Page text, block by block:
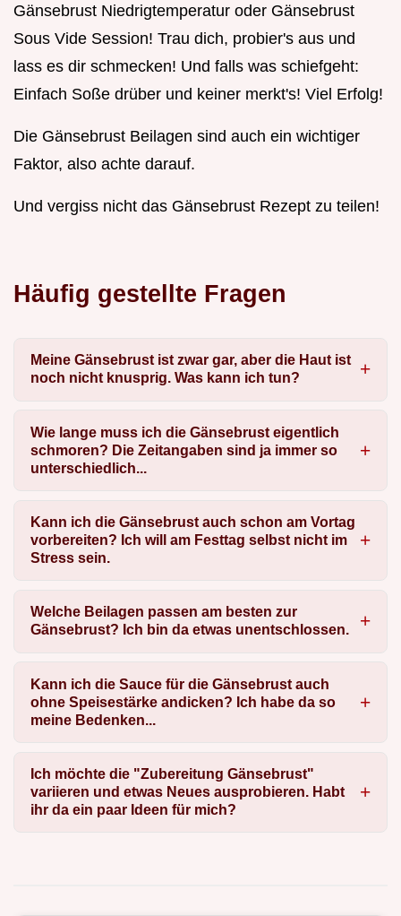
Gänsebrust Niedrigtemperatur oder Gänsebrust
Sous Vide Session! Trau dich, probier's aus und
lass es dir schmecken! Und falls was schiefgeht:
Einfach Soße drüber und keiner merkt's! Viel Erfolg!
Die Gänsebrust Beilagen sind auch ein wichtiger
Faktor, also achte darauf.
Und vergiss nicht das Gänsebrust Rezept zu teilen!
Häufig gestellte Fragen
Meine Gänsebrust ist zwar gar, aber die Haut ist
noch nicht knusprig. Was kann ich tun?
Wie lange muss ich die Gänsebrust eigentlich
schmoren? Die Zeitangaben sind ja immer so
unterschiedlich...
Kann ich die Gänsebrust auch schon am Vortag
vorbereiten? Ich will am Festtag selbst nicht im
Stress sein.
Welche Beilagen passen am besten zur
Gänsebrust? Ich bin da etwas unentschlossen.
Kann ich die Sauce für die Gänsebrust auch
ohne Speisestärke andicken? Ich habe da so
meine Bedenken...
Ich möchte die "Zubereitung Gänsebrust"
variieren und etwas Neues ausprobieren. Habt
ihr da ein paar Ideen für mich?